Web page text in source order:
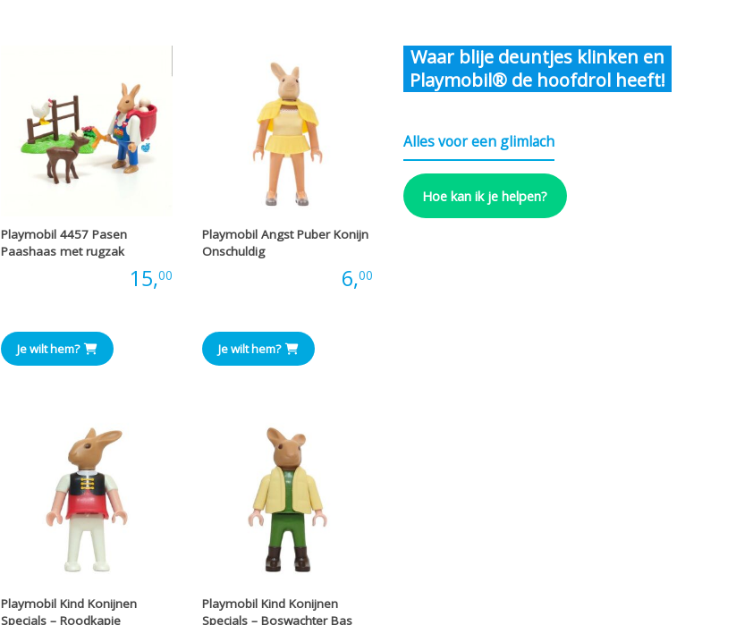
Playmobil 4457 Pasen
Paashaas met rugzak
15,00
Je wilt hem?
Playmobil Angst Puber Konijn
Onschuldig
6,00
Je wilt hem?
Playmobil Kind Konijnen
Specials – Roodkapje
Playmobil Kind Konijnen
Specials – Boswachter Bas
Waar blije deuntjes klinken en
Playmobil® de hoofdrol heeft!
Alles voor een glimlach
Hoe kan ik je helpen?